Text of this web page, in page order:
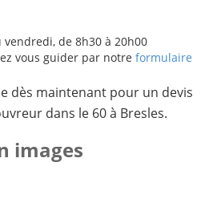
de 8h30 à 20h00
vous guider par notre formulaire
dès maintenant pour un devis
dans le 60 à Bresles.
images